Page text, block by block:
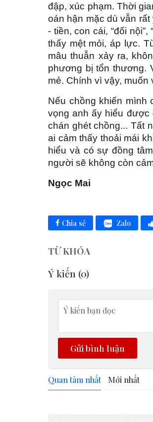
đập, xúc phạm. Thời
oán hận mặc dù vẫn
- tiền, con cái, “đối
thấy mệt mỏi, áp lực.
mâu thuẫn xảy ra,
phương bị tổn thương.
mẻ. Chính vì vậy, muốn
Nếu chồng khiến mình
vọng anh ấy hiểu được
chán ghét chồng...Tất
ai cảm thấy thoải mái
hiểu và có sự đồng
người sẽ không còn
Ngọc Mai
Chia sẻ Zalo
TỪ KHÓA
Ý kiến (0)
Gửi bình luận
Quan tâm nhất Mới nhất